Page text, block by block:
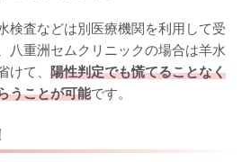
検査などは別医療機関を利用して受
八重洲セムクリニックの場合は羊水
けて、 陽性判定でも慌てることなく
うことが可能です。